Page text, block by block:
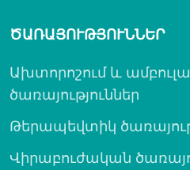
ԾԱՌԱՅՈՒԹՅՈՒՆՆԵՐ
Ախտորոշում և
ծառայություններ
Թերապեվտիկ
Վիրաբուժական